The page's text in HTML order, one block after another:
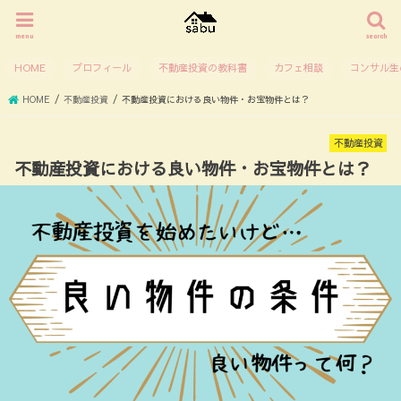
search
menu
HOME プロフィール 不動産投資の教科書 カフェ相談 コンサル
HOME 不動産投資 不動産投資における良い物件・お宝物件とは？
不動産投資
不動産投資における良い物件・お宝物件とは？